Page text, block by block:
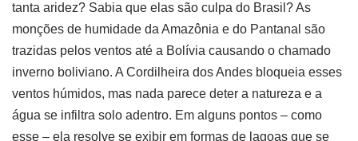
tanta aridez? Sabia que elas são culpa do Brasil? As
monções de humidade da Amazônia e do Pantanal são
trazidas pelos ventos até a Bolívia causando o chamado
inverno boliviano. A Cordilheira dos Andes bloqueia esses
ventos húmidos, mas nada parece deter a natureza e a
água se infiltra solo adentro. Em alguns pontos – como
esse – ela resolve se exibir em formas de lagoas que se